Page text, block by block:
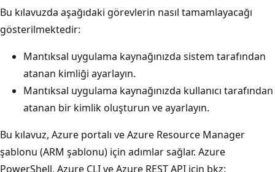
Bu kılavuzda aşağıdaki görevlerin nasıl tamamlayacağı
gösterilmektedir:
Mantıksal uygulama kaynağınızda sistem tarafından
atanan kimliği ayarlayın.
Mantıksal uygulama kaynağınızda kullanıcı tarafından
atanan bir kimlik oluşturun ve ayarlayın.
Bu kılavuz, Azure portalı ve Azure Resource Manager
şablonu (ARM şablonu) için adımlar sağlar. Azure
PowerShell, Azure CLI ve Azure REST API için bkz: